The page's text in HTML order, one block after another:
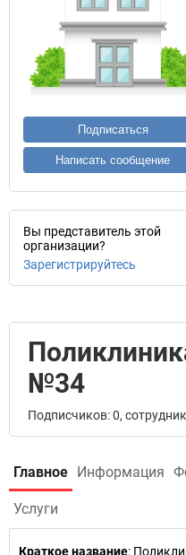
Подписаться
Написать сообщение
Вы представитель этой
организации?
Зарегистрируйтесь
№34
Подписчиков: 0,
Главное Информация
Услуги
Краткое название: